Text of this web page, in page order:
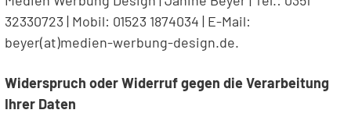
32330723 | Mobil: 01523 1874034 | E-Mail:
beyer(at)medien-werbung-design.de.
Widerspruch oder Widerruf gegen die Verarbeitung
Ihrer Daten